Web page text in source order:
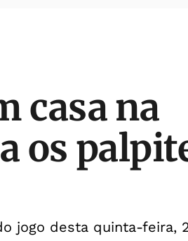
casa na
os
jogo desta quinta-feira,